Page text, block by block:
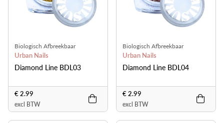
Biologisch Afbreekbaar
Urban Nails
Diamond Line BDL03
€ 2.99
excl BTW
Biologisch Afbreekbaar
Urban Nails
Diamond Line BDL04
€ 2.99
excl BTW